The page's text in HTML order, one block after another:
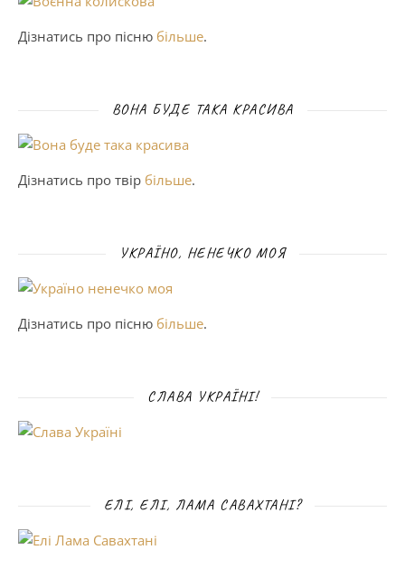
Дізнатись про пісню більше.
ВОНА БУДЕ ТАКА КРАСИВА
Дізнатись про твір більше.
УКРАЇНО, НЕНЕЧКО МОЯ
Дізнатись про пісню більше.
СЛАВА УКРАЇНІ!
ЕЛІ, ЕЛІ, ЛАМА САВАХТАНІ?